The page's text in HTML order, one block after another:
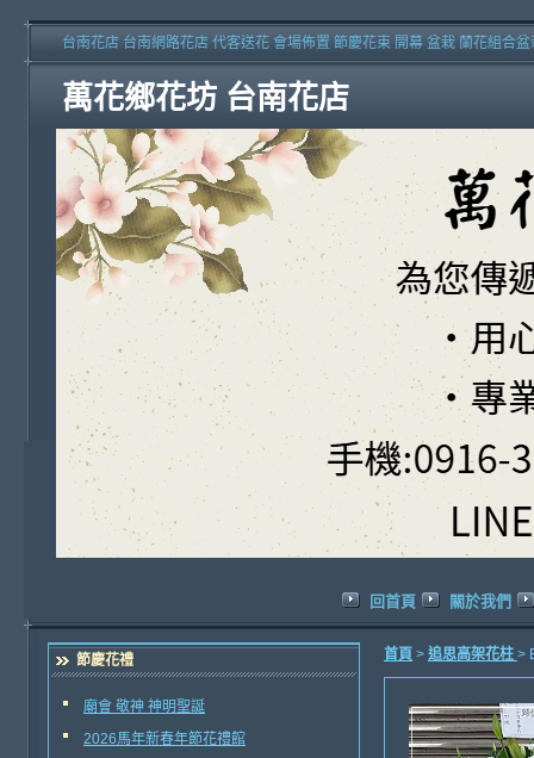
萬花鄉花坊 台南花店
台南花店 台南網路花店 代客送花 會場佈置 節慶花束 開幕 盆栽 蘭花組合
回首頁 關於我們
節慶花禮
廟會 敬神 神明聖誕
2026馬年新春年節花禮館
首頁 > 追思高架花柱 >